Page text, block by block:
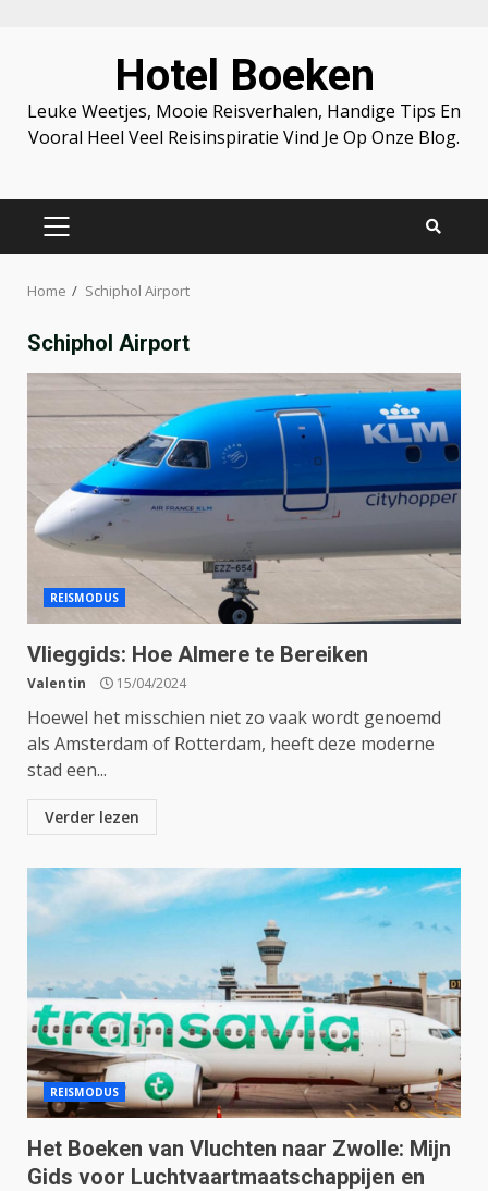
Hotel Boeken
Leuke Weetjes, Mooie Reisverhalen, Handige Tips En
Vooral Heel Veel Reisinspiratie Vind Je Op Onze Blog.
PRIMARY
Home Schiphol Airport
Schiphol Airport
REISMODUS
Vlieggids: Hoe Almere te Bereiken
Valentin 15/04/2024
Hoewel het misschien niet zo vaak wordt genoemd
als Amsterdam of Rotterdam, heeft deze moderne
stad een...
Verder lezen
REISMODUS
Het Boeken van Vluchten naar Zwolle: Mijn
Gids voor Luchtvaartmaatschappijen en